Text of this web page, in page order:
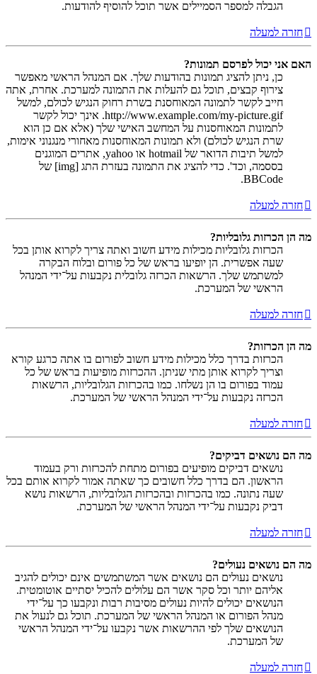
הגבלה למספר הסמיילים אשר תוכל להוסיף להודעות.
חזרה למעלה
האם אני יכול לפרסם תמונות?
כן, ניתן להציג תמונות בהודעות שלך. אם המנהל הראשי מאפשר
צירוף קבצים, תוכל גם להעלות את התמונה למערכת. אחרת, אתה
חייב לקשר לתמונה המאוחסנת בשרת רחוק הנגיש לכולם, למשל
http://www.example.com/my-picture.gif. אינך יכול לקשר
לתמונות המאוחסנות על המחשב האישי שלך (אלא אם כן הוא
שרת הנגיש לכולם) ולא תמונות המאוחסנות מאחורי מנגנוני אימות,
למשל תיבות הדואר של hotmail או yahoo, אתרים המוגנים
בססמה, וכד'. כדי להציג את התמונה בעזרת התג [img] של
BBCode.
חזרה למעלה
מה הן הכרזות גלובליות?
הכרזות גלובליות מכילות מידע חשוב ואתה צריך לקרוא אותן בכל
שעה אפשרית. הן יופיעו בראש של כל פורום ובלוח הבקרה
למשתמש שלך. הרשאות הכרזה גלובלית נקבעות על־ידי המנהל
הראשי של המערכת.
חזרה למעלה
מה הן הכרזות?
הכרזות בדרך כלל מכילות מידע חשוב לפורום בו אתה כרגע קורא
וצריך לקרוא אותן מתי שניתן. ההכרזות מופיעות בראש של כל
עמוד בפורום בו הן נשלחו. כמו בהכרזות הגלובליות, הרשאות
הכרזה נקבעות על־ידי המנהל הראשי של המערכת.
חזרה למעלה
מה הם נושאים דביקים?
נושאים דביקים מופיעים בפורום מתחת להכרזות ורק בעמוד
הראשון. הם בדרך כלל חשובים כך שאתה אמור לקרוא אותם בכל
שעה נתונה. כמו בהכרזות ובהכרזות הגלובליות, הרשאות נושא
דביק נקבעות על־ידי המנהל הראשי של המערכת.
חזרה למעלה
מה הם נושאים נעולים?
נושאים נעולים הם נושאים אשר המשתמשים אינם יכולים להגיב
אליהם יותר וכל סקר אשר הם עלולים להכיל יסתיים אוטומטית.
הנושאים יכולים להיות נעולים מסיבות רבות ונקבעו כך על־ידי
מנהל הפורום או המנהל הראשי של המערכת. תוכל גם לנעול את
הנושאים שלך לפי ההרשאות אשר נקבעו על־ידי המנהל הראשי
של המערכת.
חזרה למעלה